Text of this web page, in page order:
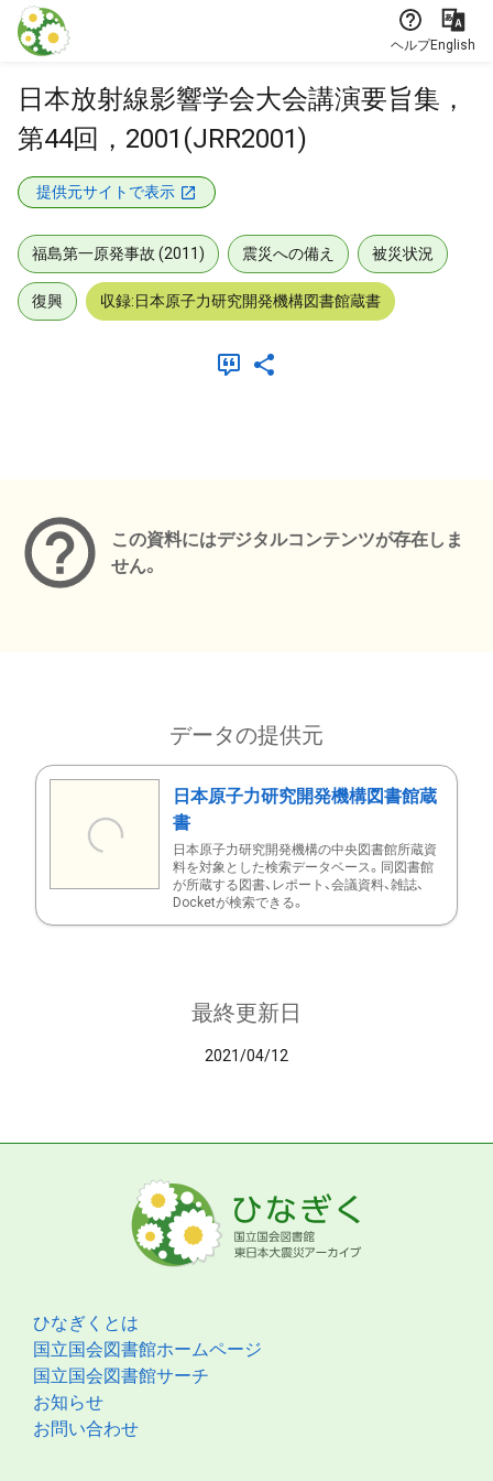
本文に飛ぶ
ヘルプEnglish
日本放射線影響学会大会講演要旨集，
第44回，2001(JRR2001)
提供元サイトで表示
福島第一原発事故 (2011) 震災への備え 被災状況
復興 収録:日本原子力研究開発機構図書館蔵書
この資料にはデジタルコンテンツが存在しま
せん。
データの提供元
日本原子力研究開発機構図書館蔵
書
日本原子力研究開発機構の中央図書館所蔵資
料を対象とした検索データベース。同図書館
が所蔵する図書、レポート、会議資料、雑誌、
Docketが検索できる。
最終更新日
2021/04/12
ひなぎくとは
国立国会図書館ホームページ
国立国会図書館サーチ
お知らせ
お問い合わせ